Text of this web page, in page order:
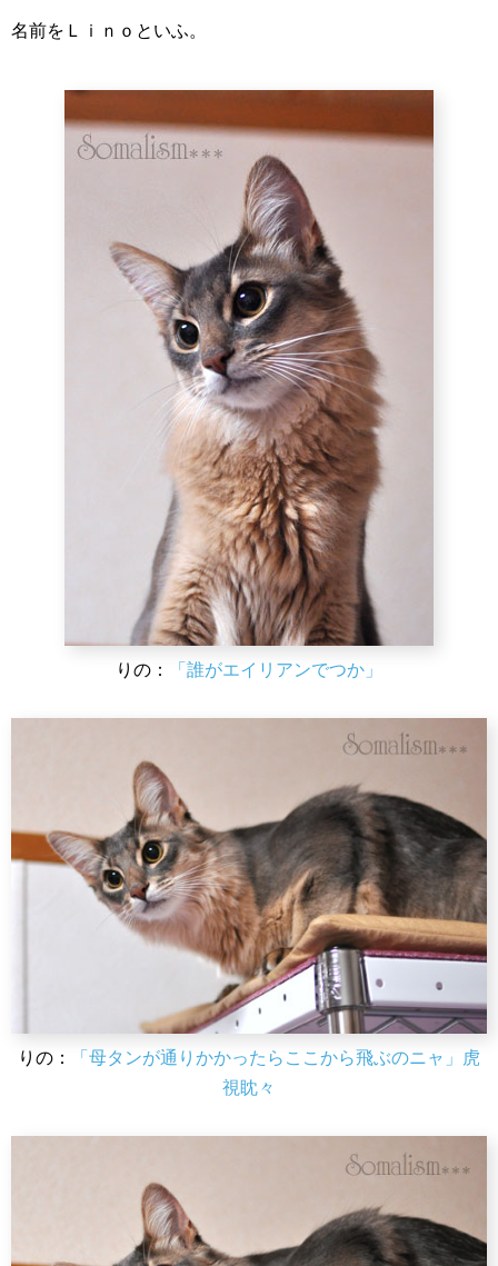
名前をＬｉｎｏといふ。
りの： 「誰がエイリアンでつか」
りの：
「母タンが通りかかったらここから飛ぶのニャ」虎
視眈々